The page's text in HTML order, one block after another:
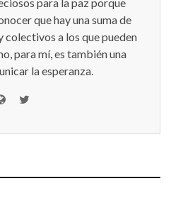
para la paz porque
que hay una suma de
colectivos a los que pueden
para mí, es también una
la esperanza.